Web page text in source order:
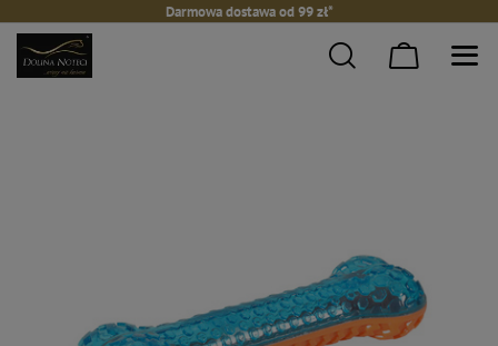
Darmowa dostawa od 99 zł*